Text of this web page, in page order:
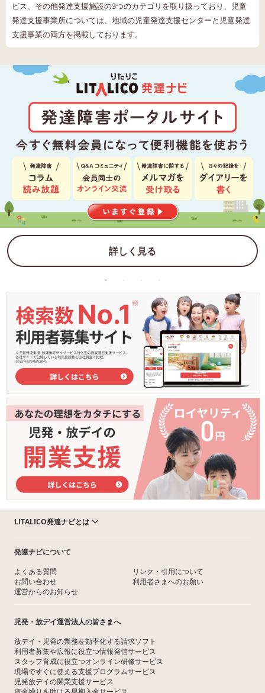
ビス、その他発達支援施設の3つのカテゴリを取り扱っており、児童
発達支援事業所については、地域の児童発達支援センターと児童発達
支援事業の両方を掲載しております。
詳しく見る
LITALICO発達ナビとは
発達ナビについて
よくある質問
お問い合わせ
運営からのお知らせ
リンク・引用について
利用者さまへのお願い
児発・放デイ運営法人の皆さまへ
放デイ・児発の業務を効率化する請求ソフト
利用者募集や広報に役立つ情報発信サービス
スタッフ育成に役立つオンライン研修サービス
現場ですぐに使える支援プログラムサービス
児発放デイの開業支援サービス